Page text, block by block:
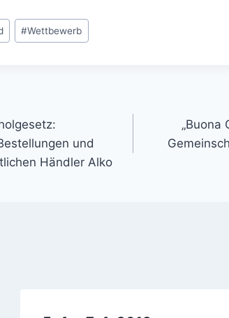
#Wettbewerb
und
Händler Alko
„Buona